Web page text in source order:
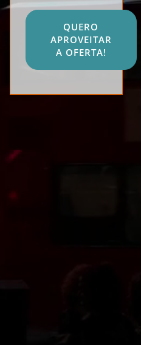
QUERO
APROVEITAR
A OFERTA!